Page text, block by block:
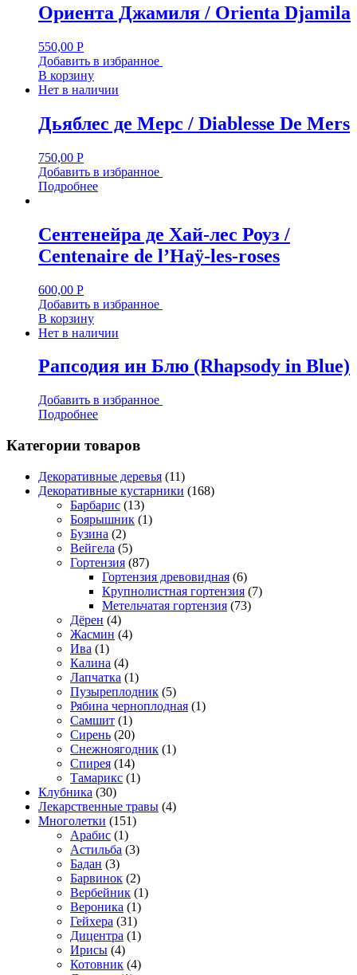
Ориента Джамиля / Orienta Djamila
550,00 Р
Добавить в избранное
В корзину
Нет в наличии
Дьяблес де Мерс / Diablesse De Mers
750,00 Р
Добавить в избранное
Подробнее
Сентенейра де Хай-лес Роуз /
Centenaire de l’Haÿ-les-roses
600,00 Р
Добавить в избранное
В корзину
Нет в наличии
Рапсодия ин Блю (Rhapsody in Blue)
Добавить в избранное
Подробнее
Категории товаров
Декоративные деревья (11)
Декоративные кустарники (168)
Барбарис (13)
Боярышник (1)
Бузина (2)
Вейгела (5)
Гортензия (87)
Гортензия древовидная (6)
Крупнолистная гортензия (7)
Метельчатая гортензия (73)
Дёрен (4)
Жасмин (4)
Ива (1)
Калина (4)
Лапчатка (1)
Пузыреплодник (5)
Рябина черноплодная (1)
Самшит (1)
Сирень (20)
Снежноягодник (1)
Спирея (14)
Тамарикс (1)
Клубника (30)
Лекарственные травы (4)
Многолетки (151)
Арабис (1)
Астильба (3)
Бадан (3)
Барвинок (2)
Вербейник (1)
Вероника (1)
Гейхера (31)
Дицентра (1)
Ирисы (4)
Котовник (4)